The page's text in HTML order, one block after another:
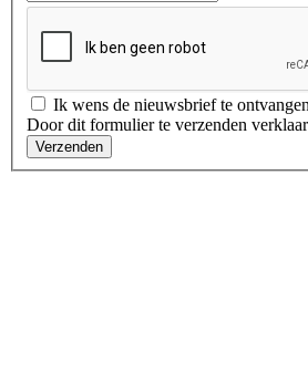
Ik wens de nieuwsbrief te ontvangen
Door dit formulier te verzenden
Verzenden